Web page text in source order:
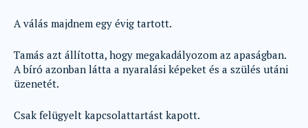
A válás majdnem egy évig tartott.
Tamás azt állította, hogy megakadályozom az apaságban.
A bíró azonban látta a nyaralási képeket és a szülés utáni
üzenetét.
Csak felügyelt kapcsolattartást kapott.